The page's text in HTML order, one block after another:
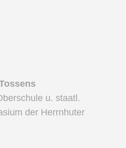
u. staatl.
der Herrnhuter